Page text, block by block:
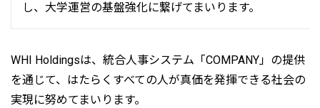
し、大学運営の基盤強化に繋げてまいります。
WHI Holdingsは、統合人事システム「COMPANY」の提供
を通じて、はたらくすべての人が真価を発揮できる社会の
実現に努めてまいります。